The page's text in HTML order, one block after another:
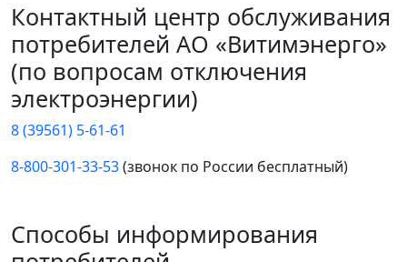
Контактный центр обслуживания
потребителей АО «Витимэнерго»
(по вопросам отключения
электроэнергии)
8 (39561) 5-61-61
8-800-301-33-53(звонок по России бесплатный)
Способы информирования